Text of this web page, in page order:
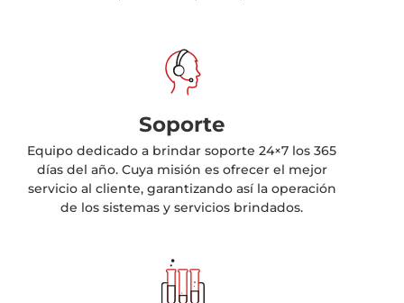
Soporte
Equipo dedicado a brindar soporte 24×7 los 365
días del año. Cuya misión es ofrecer el mejor
servicio al cliente, garantizando así la operación
de los sistemas y servicios brindados.